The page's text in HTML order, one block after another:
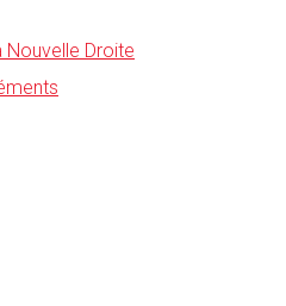
Nouvelle Droite